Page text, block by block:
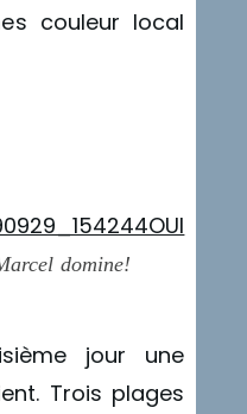
couleur local
domine!
jour une
Trois plages